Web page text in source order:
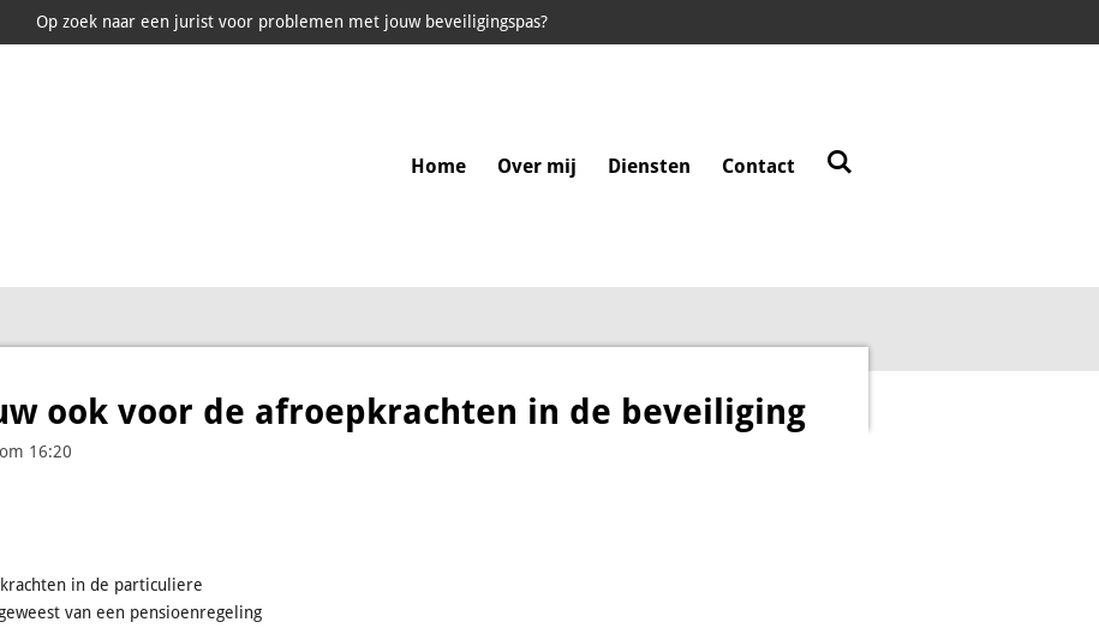
Op zoek naar een jurist voor problemen met jouw beveiligingspas?
Home Over mij Diensten Contact
ook voor de afroepkrachten in de beveiliging
16:20
in de particuliere
van een pensioenregeling